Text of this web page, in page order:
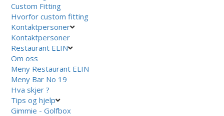
Custom Fitting
Hvorfor custom fitting
Kontaktpersoner
Kontaktpersoner
Restaurant ELIN
Om oss
Meny Restaurant ELIN
Meny Bar No 19
Hva skjer ?
Tips og hjelp
Gimmie - Golfbox